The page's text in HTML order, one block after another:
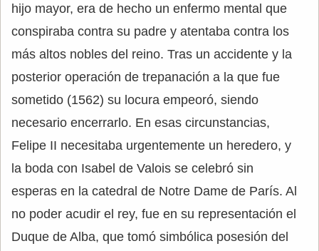
hijo mayor, era de hecho un enfermo mental que
conspiraba contra su padre y atentaba contra los
más altos nobles del reino. Tras un accidente y la
posterior operación de trepanación a la que fue
sometido (1562) su locura empeoró, siendo
necesario encerrarlo. En esas circunstancias,
Felipe II necesitaba urgentemente un heredero, y
la boda con Isabel de Valois se celebró sin
esperas en la catedral de Notre Dame de París. Al
no poder acudir el rey, fue en su representación el
Duque de Alba, que tomó simbólica posesión del